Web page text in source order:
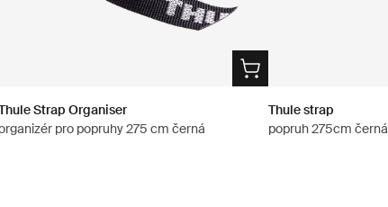
Strap Organiser
pro popruhy 275 cm černá
Thule strap
popruh 275cm černá